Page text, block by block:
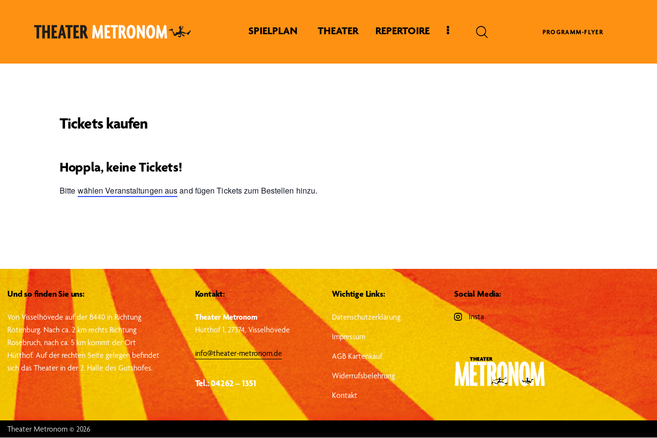
SPIELPLAN THEATER REPERTOIRE PROGRAMM-FLYER
Tickets kaufen
Hoppla, keine Tickets!
Bitte wählen Veranstaltungen ausand fügen Tickets zum Bestellen hinzu.
Und so finden Sie uns:
Von Visselhövede auf der B440 in Richtung
Rotenburg. Nach ca. 2 km rechts Richtung
Rosebruch, nach ca. 5 km kommt der Ort
Hütthof. Auf der rechten Seite gelegen befindet
sich das Theater in der 2. Halle des Gutshofes.
Kontakt:
Theater Metronom
Hütthof 1, 27374, Visselhövede
info@theater-metronom.de
Tel.: 04262 – 1351
Wichtige Links:
Datenschutzerklärung
Impressum
AGB Kartenkauf
Widerrufsbelehrung
Kontakt
Social Media:
Insta
Theater Metronom © 2026